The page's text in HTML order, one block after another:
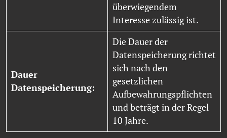
überwiegendem
Interesse zulässig ist.
Dauer
Datenspeicherung:
Die Dauer der
Datenspeicherung richtet
sich nach den
gesetzlichen
Aufbewahrungspflichten
und beträgt in der Regel
10 Jahre.